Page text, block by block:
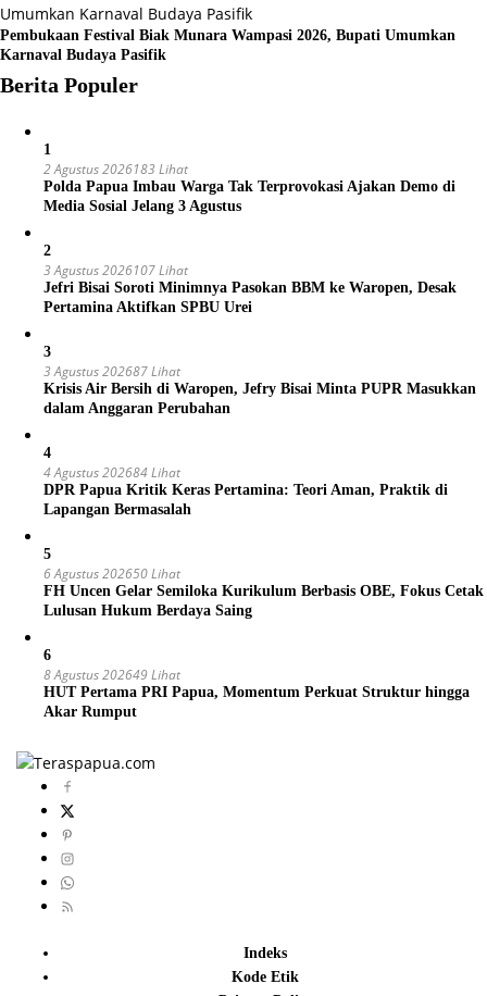
Pembukaan Festival Biak Munara Wampasi 2026, Bupati Umumkan
Karnaval Budaya Pasifik
Berita Populer
1
2 Agustus 2026183 Lihat
Polda Papua Imbau Warga Tak Terprovokasi Ajakan Demo di
Media Sosial Jelang 3 Agustus
2
3 Agustus 2026107 Lihat
Jefri Bisai Soroti Minimnya Pasokan BBM ke Waropen, Desak
Pertamina Aktifkan SPBU Urei
3
3 Agustus 202687 Lihat
Krisis Air Bersih di Waropen, Jefry Bisai Minta PUPR Masukkan
dalam Anggaran Perubahan
4
4 Agustus 202684 Lihat
DPR Papua Kritik Keras Pertamina: Teori Aman, Praktik di
Lapangan Bermasalah
5
6 Agustus 202650 Lihat
FH Uncen Gelar Semiloka Kurikulum Berbasis OBE, Fokus Cetak
Lulusan Hukum Berdaya Saing
6
8 Agustus 202649 Lihat
HUT Pertama PRI Papua, Momentum Perkuat Struktur hingga
Akar Rumput
Indeks
Kode Etik